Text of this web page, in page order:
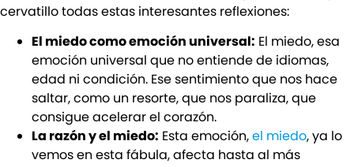
cervatillo todas estas interesantes reflexiones:
El miedo como emoción universal: El miedo, esa
emoción universal que no entiende de idiomas,
edad ni condición. Ese sentimiento que nos hace
saltar, como un resorte, que nos paraliza, que
consigue acelerar el corazón.
La razón y el miedo: Esta emoción,el miedo, ya lo
vemos en esta fábula, afecta hasta al más